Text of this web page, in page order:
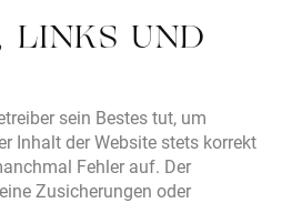
UND
sein Bestes tut, um
Inhalt der Website stets korrekt
Fehler auf. Der
Zusicherungen oder